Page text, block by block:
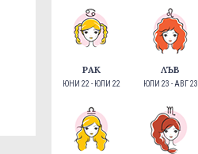
РАК
ЮНИ 22 - ЮЛИ 22
ЛЪВ
ЮЛИ 23 - АВГ 23